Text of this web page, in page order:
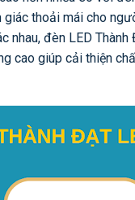
thoải mái cho
nhau, đèn LED
cao giúp cải thiện